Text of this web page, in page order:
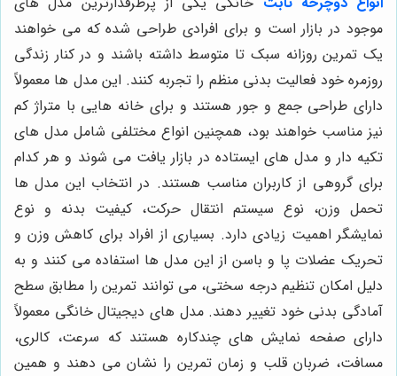
موجود در بازار است و برای افرادی طراحی شده که می خواهند
یک تمرین روزانه سبک تا متوسط داشته باشند و در کنار زندگی
روزمره خود فعالیت بدنی منظم را تجربه کنند. این مدل ها معمولاً
دارای طراحی جمع و جور هستند و برای خانه هایی با متراژ کم
نیز مناسب خواهند بود، همچنین انواع مختلفی شامل مدل های
تکیه دار و مدل های ایستاده در بازار یافت می شوند و هر کدام
برای گروهی از کاربران مناسب هستند. در انتخاب این مدل ها
تحمل وزن، نوع سیستم انتقال حرکت، کیفیت بدنه و نوع
نمایشگر اهمیت زیادی دارد. بسیاری از افراد برای کاهش وزن و
تحریک عضلات پا و باسن از این مدل ها استفاده می کنند و به
دلیل امکان تنظیم درجه سختی، می توانند تمرین را مطابق سطح
آمادگی بدنی خود تغییر دهند. مدل های دیجیتال خانگی معمولاً
دارای صفحه نمایش های چندکاره هستند که سرعت، کالری،
مسافت، ضربان قلب و زمان تمرین را نشان می دهند و همین